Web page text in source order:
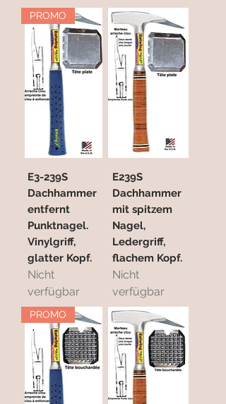
PROMO
E3-239S
Dachhammer
entfernt
Punktnagel.
Vinylgriff,
glatter Kopf.
Nicht
verfügbar
E239S
Dachhammer
mit spitzem
Nagel,
Ledergriff,
flachem Kopf.
Nicht
verfügbar
PROMO